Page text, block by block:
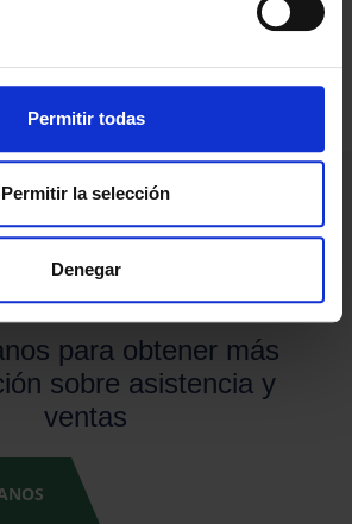
Permitir todas
Permitir la selección
Denegar
para obtener más
sobre asistencia y
ventas